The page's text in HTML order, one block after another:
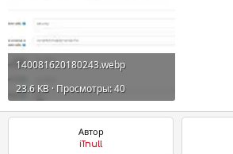
140081620180243.webp
23.6 KB · Просмотры: 40
Автор
iTnull